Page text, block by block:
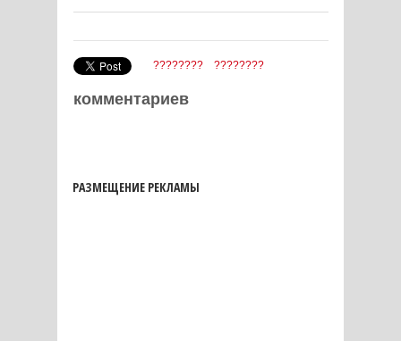
???????? ????????
комментариев
РАЗМЕЩЕНИЕ РЕКЛАМЫ